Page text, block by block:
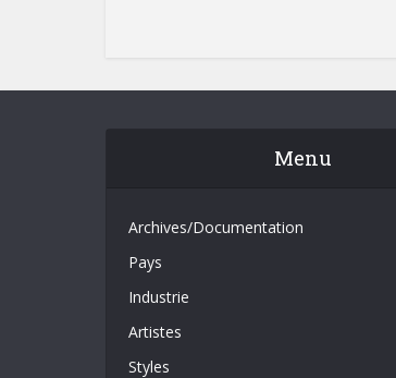
Menu
Archives/Documentation
Pays
Industrie
Artistes
Styles